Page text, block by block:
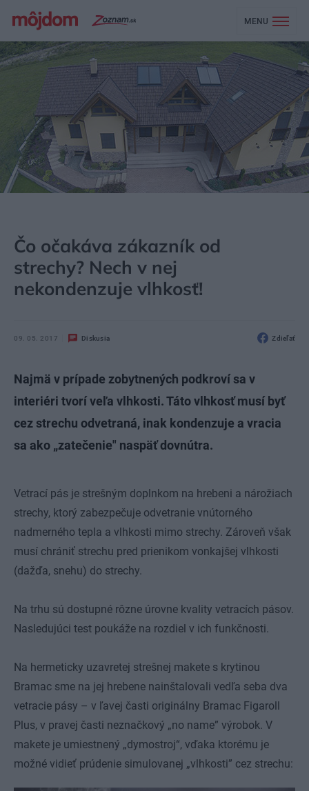
MENU
Čo očakáva zákazník od
strechy? Nech v nej
nekondenzuje vlhkosť!
09. 05. 2017 Diskusia Zdieľať
Najmä v prípade zobytnených podkroví sa v
interiéri tvorí veľa vlhkosti. Táto vlhkosť musí byť
cez strechu odvetraná, inak kondenzuje a vracia
sa ako „zatečenie" naspäť dovnútra.
Vetrací pás je strešným doplnkom na hrebeni a nárožiach
strechy, ktorý zabezpečuje odvetranie vnútorného
nadmerného tepla a vlhkosti mimo strechy. Zároveň však
musí chrániť strechu pred prienikom vonkajšej vlhkosti
(dažďa, snehu) do strechy.
Na trhu sú dostupné rôzne úrovne kvality vetracích pásov.
Nasledujúci test poukáže na rozdiel v ich funkčnosti.
Na hermeticky uzavretej strešnej makete s krytinou
Bramac sme na jej hrebene nainštalovali vedľa seba dva
vetracie pásy – v ľavej časti originálny Bramac Figaroll
Plus, v pravej časti neznačkový „no name” výrobok. V
makete je umiestnený „dymostroj“, vďaka ktorému je
možné vidieť prúdenie simulovanej „vlhkosti” cez strechu: